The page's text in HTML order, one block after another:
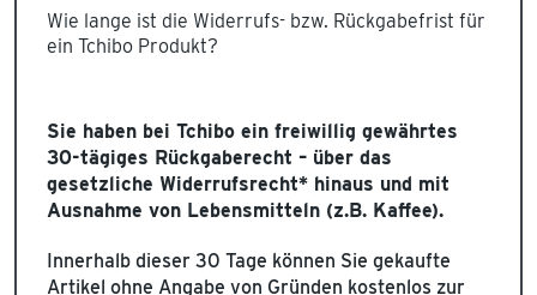
Wie lange ist die Widerrufs- bzw. Rückgabefrist für
ein Tchibo Produkt?
Sie haben bei Tchibo ein freiwillig gewährtes
30-tägiges Rückgaberecht – über das
gesetzliche Widerrufsrecht* hinaus und mit
Ausnahme von Lebensmitteln (z.B. Kaffee).
Innerhalb dieser 30 Tage können Sie gekaufte
Artikel ohne Angabe von Gründen kostenlos zur